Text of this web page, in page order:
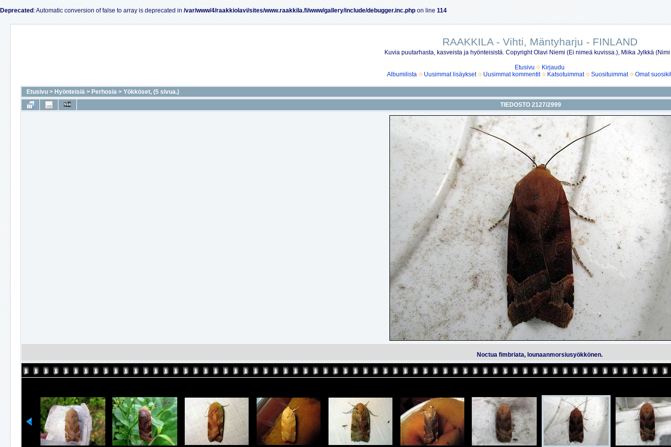
Deprecated : Automatic conversion of false to array is deprecated in /var/www/4/raakkiolavi/sites/www.raakkila.fi/www/gallery/include/debugger.inc.php on line 114
RAAKKILA - Vihti, Mäntyharju - FINLAND
Kuvia puutarhasta, kasveista ja hyönteisistä. Copyright Olavi Niemi (Ei nimeä kuvissa.), Miika Jylkkä
Etusivu
Kirjaudu
Albumilista
Uusimmat lisäykset Uusimmat kommentit Katsotuimmat Suosituimmat Omat suosikit
Etusivu > Hyönteisiä > Perhosia > Yökköset, (5 sivua.)
TIEDOSTO 2127/2999
Noctua fimbriata, lounaanmorsiusyökkönen.